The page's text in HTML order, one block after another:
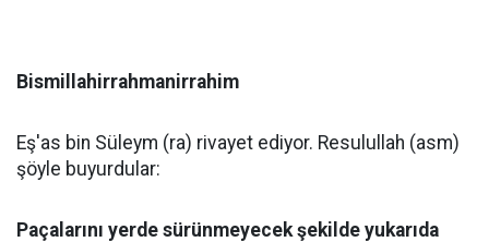
Bismillahirrahmanirrahim
Eş'as bin Süleym (ra) rivayet ediyor. Resulullah (asm)
şöyle buyurdular:
Paçalarını yerde sürünmeyecek şekilde yukarıda